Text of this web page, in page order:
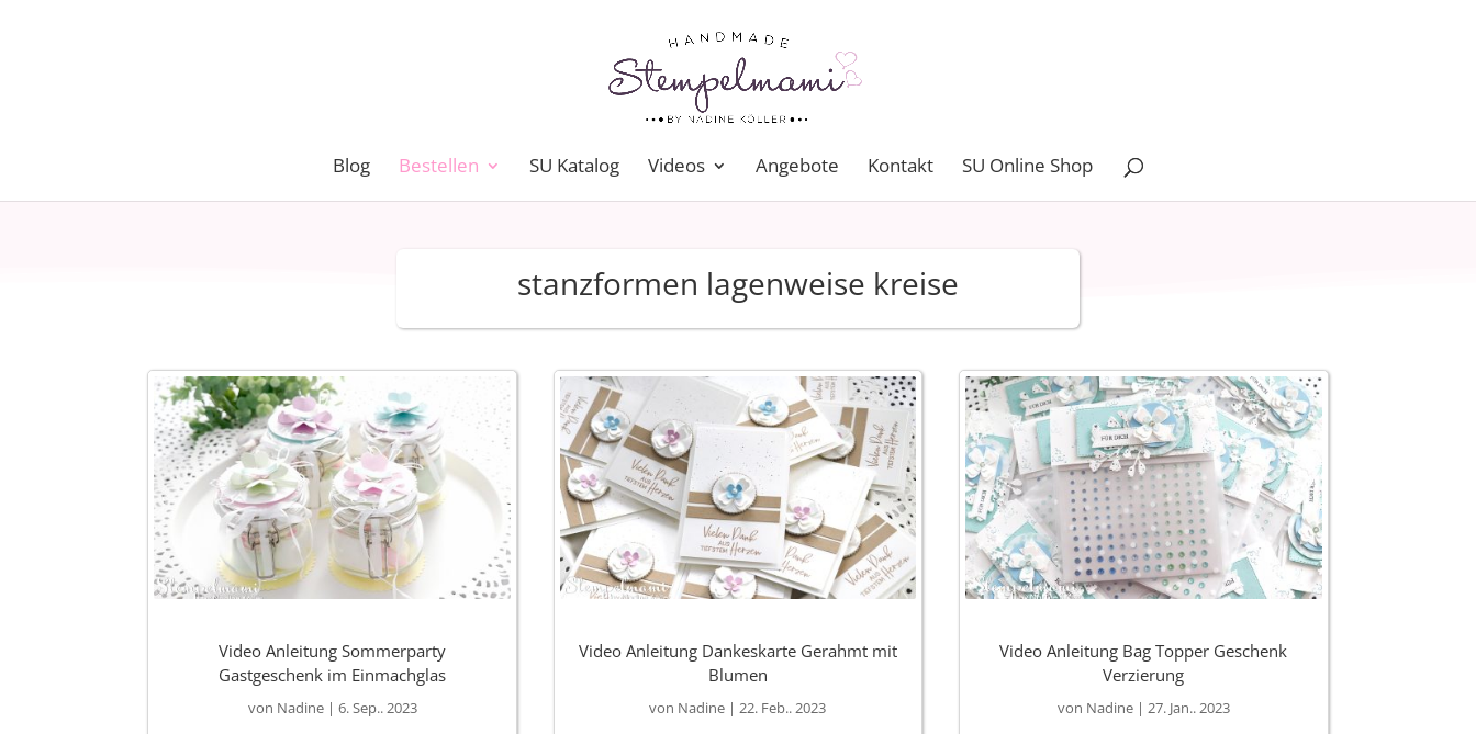
Blog Bestellen SU Katalog Videos Angebote Kontakt SU Online Shop
stanzformen lagenweise kreise
Video Anleitung Sommerparty
Gastgeschenk im Einmachglas
von Nadine| 6. Sep.. 2023
Video Anleitung Dankeskarte Gerahmt mit
Blumen
von Nadine |22. Feb.. 2023
Video Anleitung Bag Topper Geschenk
Verzierung
von Nadine| 27. Jan.. 2023